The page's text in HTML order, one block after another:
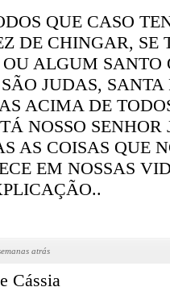
QUE CASO
DE CHINGAR, SE
ALGUM SANTO
JUDAS, SANTA
ACIMA DE
NOSSO SENHOR
AS COISAS QUE
EM NOSSAS
atrás
Cássia